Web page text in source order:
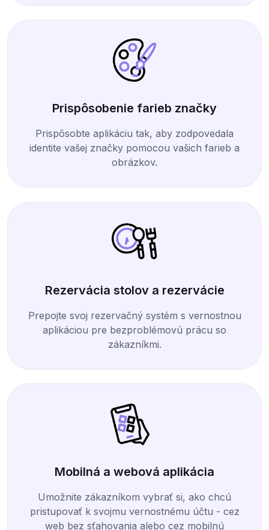
Prispôsobenie farieb značky
Prispôsobte aplikáciu tak, aby zodpovedala
identite vašej značky pomocou vašich farieb a
obrázkov.
Rezervácia stolov a rezervácie
Prepojte svoj rezervačný systém s vernostnou
aplikáciou pre bezproblémovú prácu so
zákazníkmi.
Mobilná a webová aplikácia
Umožnite zákazníkom vybrať si, ako chcú
pristupovať k svojmu vernostnému účtu - cez
web bez sťahovania alebo cez mobilnú